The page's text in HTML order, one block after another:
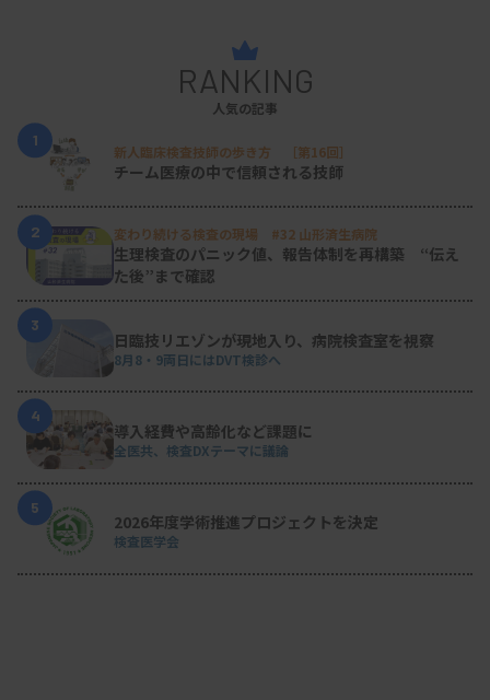
RANKING
人気の記事
1
新人臨床検査技師の歩き方 ［第16回］
チーム医療の中で信頼される技師
2 変わり続ける検査の現場 #32 山形済生病院
生理検査のパニック値、報告体制を再構築 “伝え
た後”まで確認
3
日臨技リエゾンが現地入り、病院検査室を視察
8月8・9両日にはDVT検診へ
4
導入経費や高齢化など課題に
全医共、検査DXテーマに議論
5
2026年度学術推進プロジェクトを決定
検査医学会